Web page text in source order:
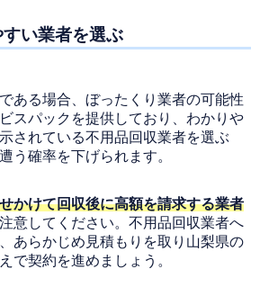
い業者を選ぶ
ある場合、ぼったくり業者の可能性
スパックを提供しており、わかりや
されている不用品回収業者を選ぶ
う確率を下げられます。
かけて回収後に高額を請求する業者
意してください。不用品回収業者へ
あらかじめ見積もりを取り山梨県の
で契約を進めましょう。